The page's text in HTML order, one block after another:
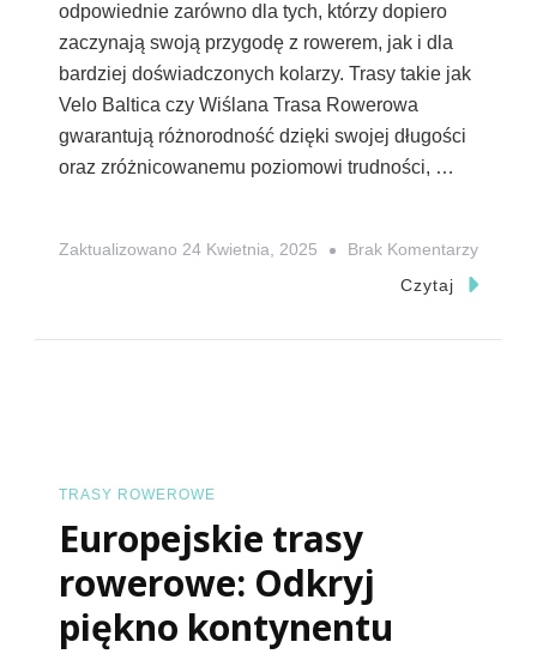
odpowiednie zarówno dla tych, którzy dopiero
zaczynają swoją przygodę z rowerem, jak i dla
bardziej doświadczonych kolarzy. Trasy takie jak
Velo Baltica czy Wiślana Trasa Rowerowa
gwarantują różnorodność dzięki swojej długości
oraz zróżnicowanemu poziomowi trudności, …
Zaktualizowano 24 Kwietnia, 2025 Brak KomentarzyDo
Gdynia
Czytaj
TRASY ROWEROWE
Europejskie trasy
rowerowe: Odkryj
piękno kontynentu